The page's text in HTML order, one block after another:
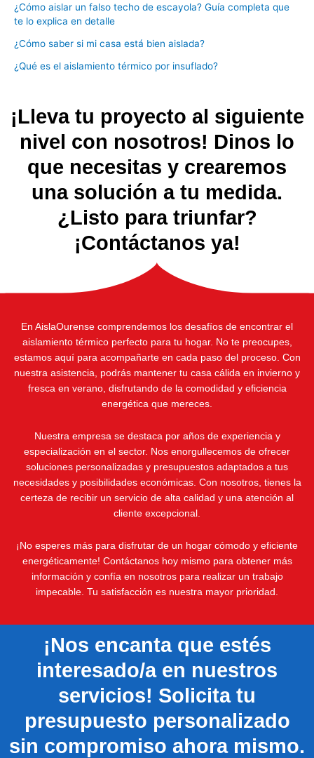
¿Cómo aislar un falso techo de escayola? Guía completa que
te lo explica en detalle
¿Cómo saber si mi casa está bien aislada?
¿Qué es el aislamiento térmico por insuflado?
¡Lleva tu proyecto al siguiente
nivel con nosotros! Dinos lo
que necesitas y crearemos
una solución a tu medida.
¿Listo para triunfar?
¡Contáctanos ya!
En AislaOurense comprendemos los desafíos de encontrar el
aislamiento térmico perfecto para tu hogar. No te preocupes,
estamos aquí para acompañarte en cada paso del proceso. Con
nuestra asistencia, podrás mantener tu casa cálida en invierno y
fresca en verano, disfrutando de la comodidad y eficiencia
energética que mereces.
Nuestra empresa se destaca por años de experiencia y
especialización en el sector. Nos enorgullecemos de ofrecer
soluciones personalizadas y presupuestos adaptados a tus
necesidades y posibilidades económicas. Con nosotros, tienes la
certeza de recibir un servicio de alta calidad y una atención al
cliente excepcional.
¡No esperes más para disfrutar de un hogar cómodo y eficiente
energéticamente! Contáctanos hoy mismo para obtener más
información y confía en nosotros para realizar un trabajo
impecable. Tu satisfacción es nuestra mayor prioridad.
¡Nos encanta que estés
interesado/a en nuestros
servicios! Solicita tu
presupuesto personalizado
sin compromiso ahora mismo.